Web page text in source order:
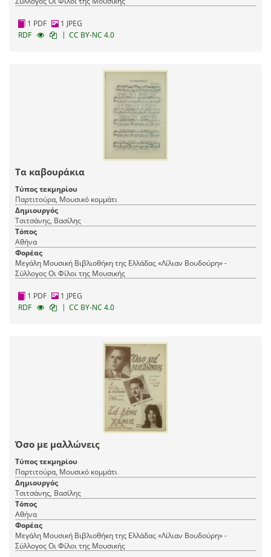
1 PDF
1 JPEG
RDF
| CC BY-NC 4.0
Τα καβουράκια
Τύπος τεκμηρίου
Παρτιτούρα, Μουσικό κομμάτι
Δημιουργός
Τσιτσάνης, Βασίλης
Τόπος
Αθήνα
Φορέας
Μεγάλη Μουσική Βιβλιοθήκη της Ελλάδας «Λίλιαν Βουδούρη» -
Σύλλογος Οι Φίλοι της Μουσικής
1 PDF
1 JPEG
RDF
| CC BY-NC 4.0
Όσο με μαλλώνεις
Τύπος τεκμηρίου
Παρτιτούρα, Μουσικό κομμάτι
Δημιουργός
Τσιτσάνης, Βασίλης
Τόπος
Αθήνα
Φορέας
Μεγάλη Μουσική Βιβλιοθήκη της Ελλάδας «Λίλιαν Βουδούρη» -
Σύλλογος Οι Φίλοι της Μουσικής